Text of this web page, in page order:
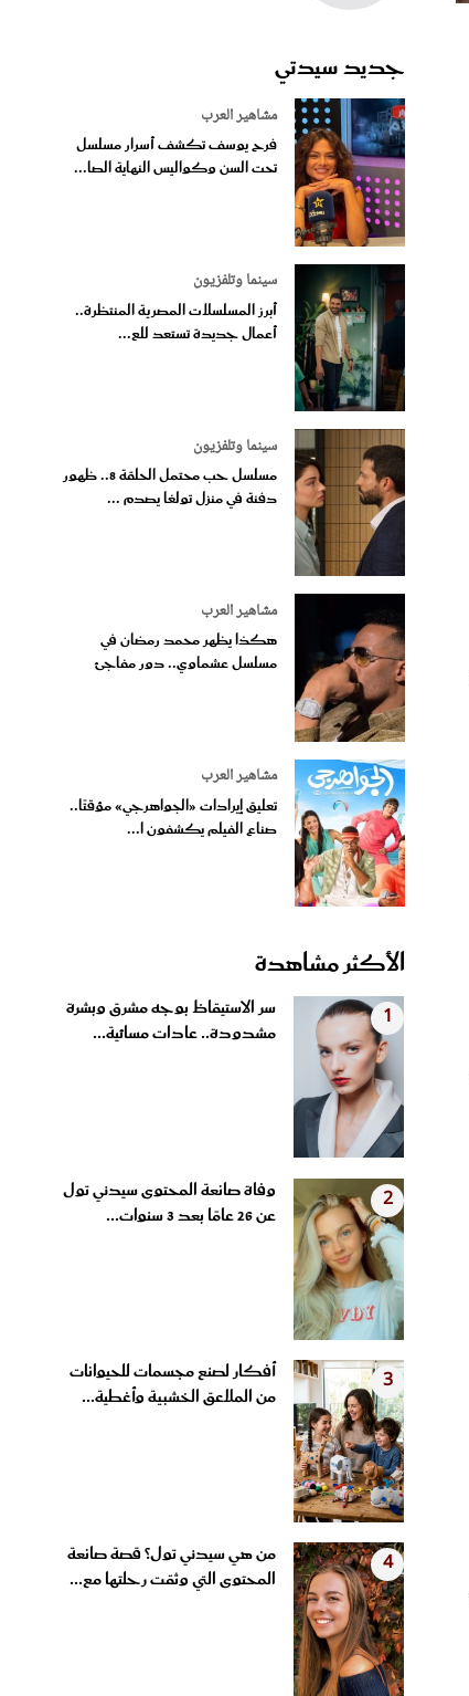
جديد سيدتي
فرح يوسف تكشف أسرار مسلسل
تحت السن وكواليس النهاية الصا...
سينما وتلفزيون
أبرز المسلسلات المصرية المنتظرة..
أعمال جديدة تستعد للع...
مسلسل حب محتمل الحلقة 8.. ظهور
دفنة في منزل تولغا يصدم ...
هكذا يظهر محمد رمضان في
مسلسل عشماوي.. دور مفاجئ
مشاهير العرب
صناع الفيلم يكشفون ا...
الأكثر مشاهدة
1
سر الاستيقاظ بوجه مشرق وبشرة
مشدودة.. عادات مسائية...
2
وفاة صانعة المحتوى سيدني تول
عن 26 عامًا بعد 3 سنوات...
3
أفكار لصنع مجسمات للحيوانات
من الملاعق الخشبية وأغطية...
4
من هي سيدني تول؟ قصة صانعة
المحتوى التي وثقت رحلتها مع...